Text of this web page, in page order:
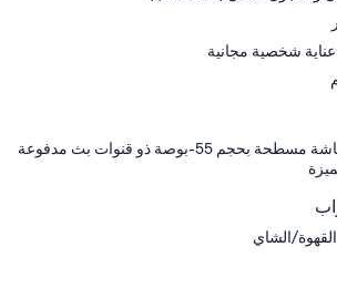
شخصية مجانية
تلفزيون بشاشة مسطحة بحجم 55-بوصة ذو قنوات بث مدفوعة
الشاي